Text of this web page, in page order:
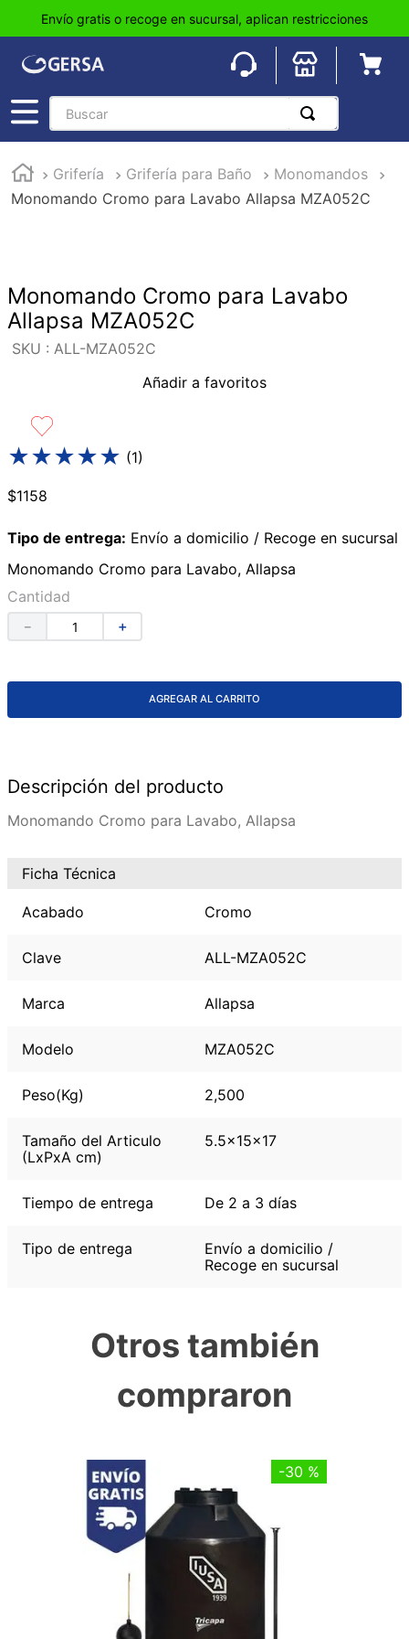
Envío gratis o recoge en sucursal, aplican restricciones
Buscar
Grifería Grifería para Baño
Monomandos
Monomando Cromo para Lavabo Allapsa MZA052C
Monomando Cromo para Lavabo
Allapsa MZA052C
: ALL-MZA052C
Añadir a favoritos
★★★★★ (1)
$1158
Tipo de entrega: Envío a domicilio / Recoge en sucursal
Monomando Cromo para Lavabo, Allapsa
Cantidad
＋
－
AGREGAR AL CARRITO
Descripción del producto
Monomando Cromo para Lavabo, Allapsa
Ficha Técnica
Acabado Cromo
Clave ALL-MZA052C
Marca Allapsa
Modelo MZA052C
Peso(Kg) 2,500
Tamaño del Articulo
(LxPxA cm)
5.5x15x17
Tiempo de entrega De 2 a 3 días
Tipo de entrega
Envío a domicilio /
Recoge en sucursal
Otros también
compraron
-30 %
1.
pisos
2.
loseta
5 .
lavabo
10. azulejos